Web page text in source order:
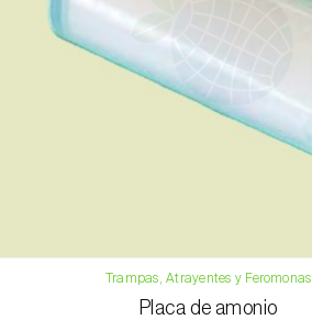
Trampas, Atrayentes y Feromonas
Placa de amonio